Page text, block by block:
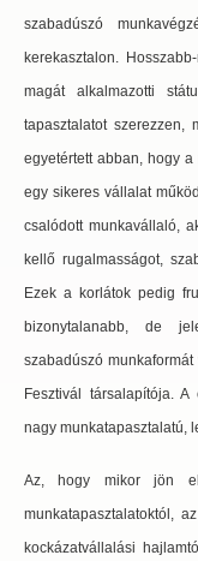
szabadúszó
kerekasztalon.
magát alkalmazotti
tapasztalatot szerezzen,
egyetértett abban, hogy
egy sikeres vállalat
csalódott munkavállaló,
kellő rugalmasságot,
Ezek a korlátok pedig
bizonytalanabb, de
szabadúszó
Fesztivál társalapítója.
nagy munkatapasztalatú,
Az, hogy mikor jön
munkatapasztalatoktól,
kockázatvállalási